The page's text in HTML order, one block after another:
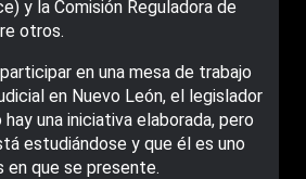
y la Comisión Reguladora de
otros.
en una mesa de trabajo
en Nuevo León, el legislador
una iniciativa elaborada, pero
estudiándose y que él es uno
en que se presente.